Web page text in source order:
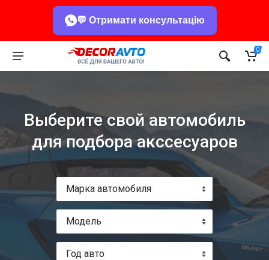
💬 Отримати консультацію
0
Выберите свой автомобиль
для подбора акссесуаров
Марка автомобиля
Модель
Год авто